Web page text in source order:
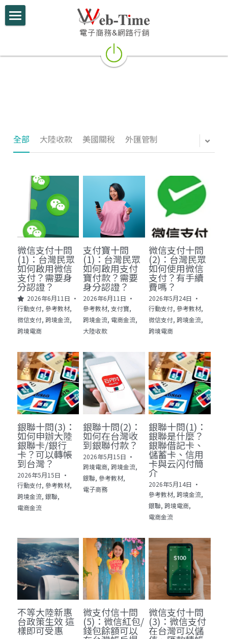
電商學堂
網路開店
電商部落格
行動支付整合
跨境電商實績
聯絡我們
搜索
全部 大陸收款 美國關稅 外匯管制
微信支付十問
(1)：台灣民眾
如何啟用微信
支付？需要身
分認證？
2026年6月11日 ·
行動支付, 參考教材,
微信支付, 跨境金流,
跨境電商
支付寶十問
(1)：台灣民眾
如何啟用支付
寶付款？需要
身分認證？
2026年6月11日 ·
參考教材, 支付寶,
跨境金流, 電商金流,
大陸收款
微信支付十問
(2)：台灣民眾
如何使用微信
支付？有手續
費嗎？
2026年5月24日 ·
行動支付, 參考教材,
微信支付, 跨境金流,
跨境電商
銀聯十問(3)：
如何申辦大陸
銀聯卡/銀行
卡？可以轉帳
到台灣？
2026年5月15日 ·
行動支付, 參考教材,
跨境金流, 銀聯,
電商金流
銀聯十問(2)：
如何在台灣收
到銀聯付款？
2026年5月15日 ·
跨境電商, 跨境金流,
銀聯, 參考教材,
電子商務
銀聯十問(1)：
銀聯是什麼？
銀聯借記卡、
儲蓄卡、信用
卡與云闪付簡
介
2026年5月14日 ·
參考教材, 跨境金流,
銀聯, 跨境電商,
電商金流
不等大陸新惠
台政策生效 這
樣即可受惠
微支付信十問
(5)：微信紅包/
錢包餘額可以
微信支付十問
(3)：微信支付
在台灣可以儲
部落格分類